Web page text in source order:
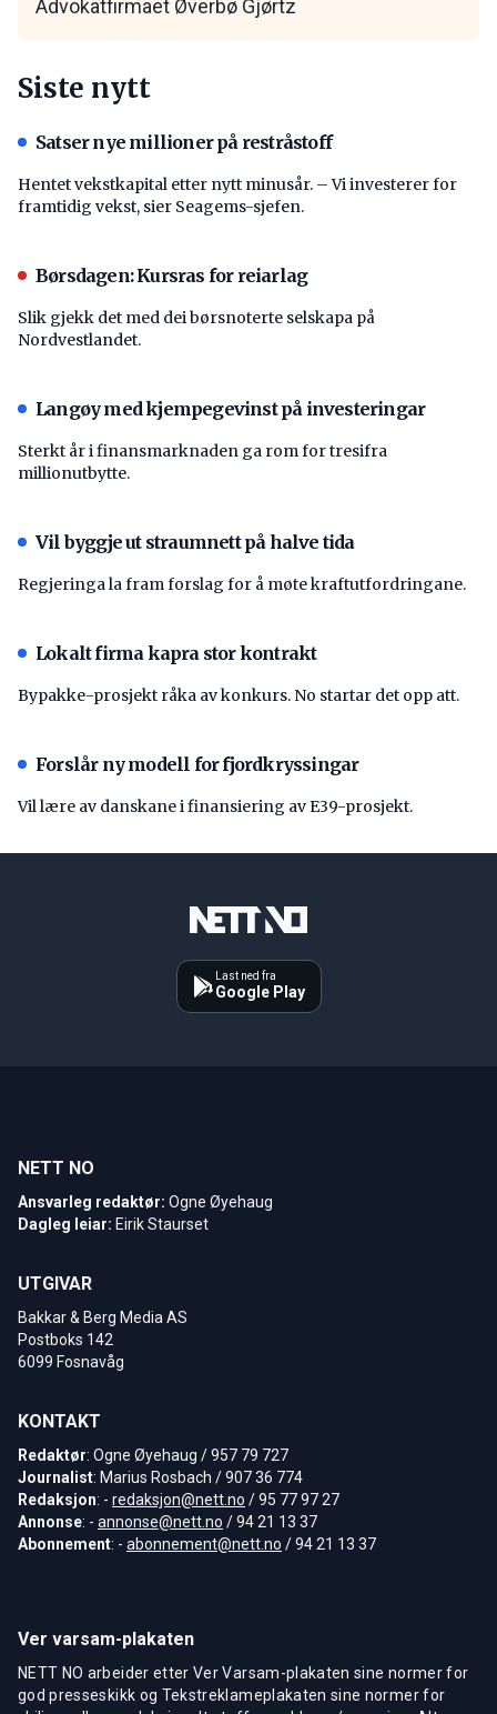
Advokatfirmaet Øverbø Gjørtz
Siste nytt
Satser nye millioner på restråstoff
Hentet vekstkapital etter nytt minusår. – Vi investerer for
framtidig vekst, sier Seagems-sjefen.
Børsdagen: Kursras for reiarlag
Slik gjekk det med dei børsnoterte selskapa på
Nordvestlandet.
Langøy med kjempegevinst på investeringar
Sterkt år i finansmarknaden ga rom for tresifra
millionutbytte.
Vil byggje ut straumnett på halve tida
Regjeringa la fram forslag for å møte kraftutfordringane.
Lokalt firma kapra stor kontrakt
Bypakke-prosjekt råka av konkurs. No startar det opp att.
Forslår ny modell for fjordkryssingar
Vil lære av danskane i finansiering av E39-prosjekt.
Last ned fra
Google Play
NETT NO
Ansvarleg redaktør: Ogne Øyehaug
Dagleg leiar: Eirik Staurset
UTGIVAR
Bakkar & Berg Media AS
Postboks 142
6099 Fosnavåg
KONTAKT
Redaktør: Ogne Øyehaug / 957 79 727
Journalist: Marius Rosbach / 907 36 774
Redaksjon: - redaksjon@nett.no / 95 77 97 27
Annonse: - annonse@nett.no / 94 21 13 37
Abonnement: - abonnement@nett.no / 94 21 13 37
Ver varsam-plakaten
NETT NO arbeider etter Ver Varsam-plakaten sine normer for
god presseskikk og Tekstreklameplakaten sine normer for